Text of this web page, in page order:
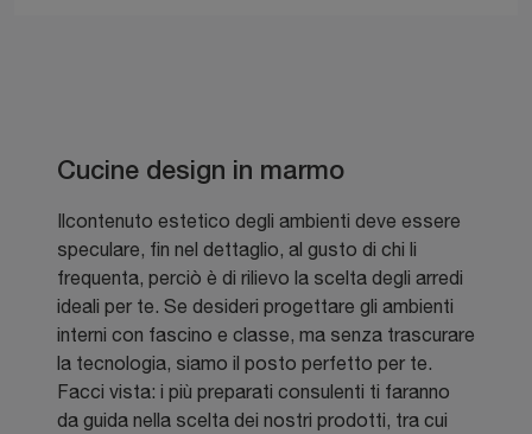
Cucine design in marmo
Ilcontenuto estetico degli ambienti deve essere
speculare, fin nel dettaglio, al gusto di chi li
frequenta, perciò è di rilievo la scelta degli arredi
ideali per te. Se desideri progettare gli ambienti
interni con fascino e classe, ma senza trascurare
la tecnologia, siamo il posto perfetto per te.
Facci vista: i più preparati consulenti ti faranno
da guida nella scelta dei nostri prodotti, tra cui